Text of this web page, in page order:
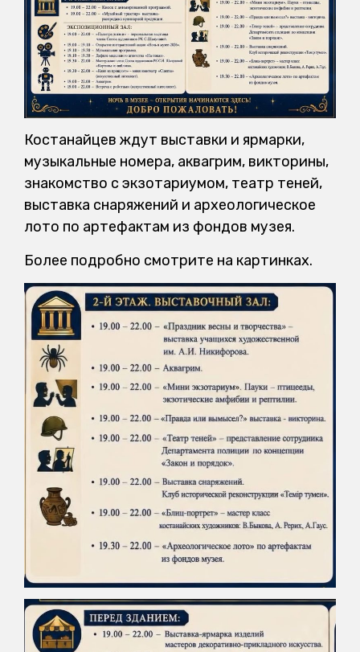
Костанайцев ждут выставки и ярмарки,
музыкальные номера, аквагрим, викторины,
знакомство с экзотариумом, театр теней,
выставка снаряжений и археологическое
лото по артефактам из фондов музея.
Более подробно смотрите на картинках.